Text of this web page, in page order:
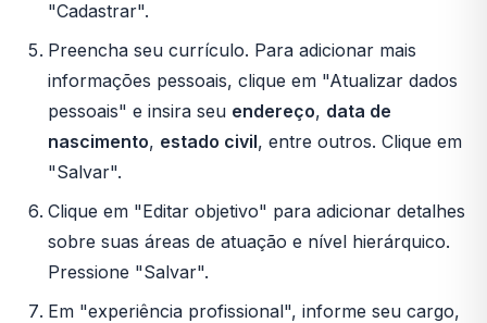
"Cadastrar".
Preencha seu currículo. Para adicionar mais
informações pessoais, clique em "Atualizar dados
pessoais" e insira seu endereço, data de
nascimento, estado civil, entre outros. Clique em
"Salvar".
Clique em "Editar objetivo" para adicionar detalhes
sobre suas áreas de atuação e nível hierárquico.
Pressione "Salvar".
Em "experiência profissional", informe seu cargo,